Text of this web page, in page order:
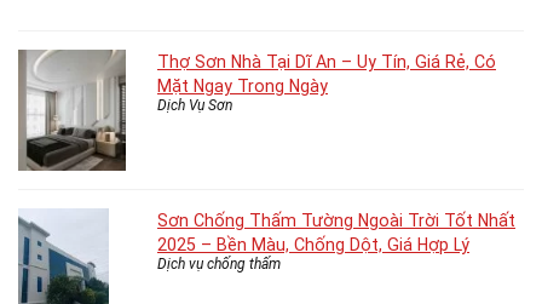
Thợ Sơn Nhà Tại Dĩ An – Uy Tín, Giá Rẻ, Có
Mặt Ngay Trong Ngày
Dịch Vụ Sơn
Sơn Chống Thấm Tường Ngoài Trời Tốt Nhất
2025 – Bền Màu, Chống Dột, Giá Hợp Lý
Dịch vụ chống thấm